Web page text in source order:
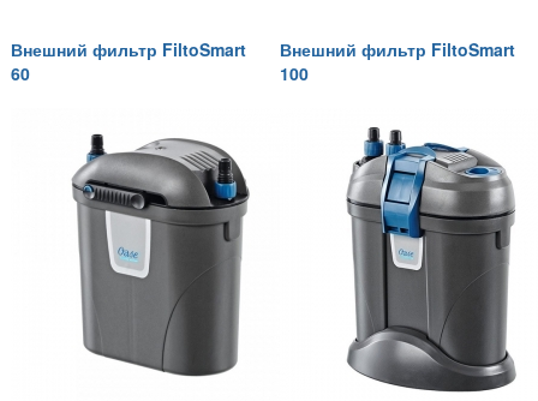
Внешний фильтр FiltoSmart
60
Внешний фильтр FiltoSmart
100